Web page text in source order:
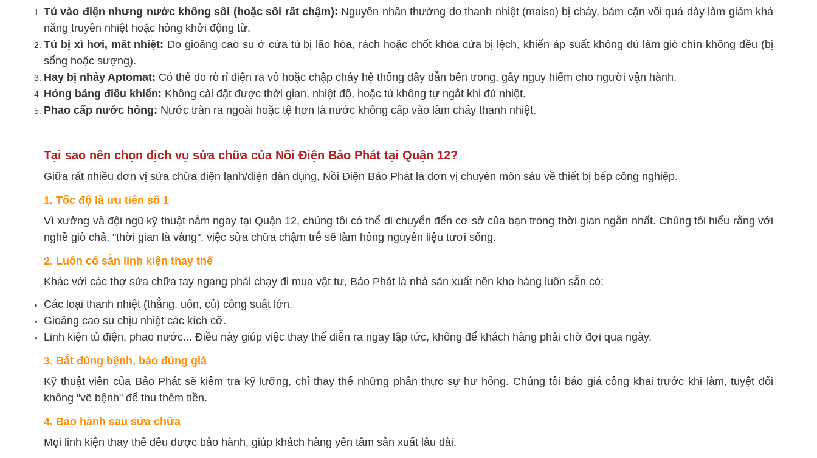
Tủ vào điện nhưng nước không sôi (hoặc sôi rất chậm): Nguyên nhân thường do thanh nhiệt (maiso) bị cháy, bám cặn vôi quá dày làm giảm khả
năng truyền nhiệt hoặc hỏng khởi động từ.
Tủ bị xì hơi, mất nhiệt: Do gioăng cao su ở cửa tủ bị lão hóa, rách hoặc chốt khóa cửa bị lệch, khiến áp suất không đủ làm giò chín không đều (bị
sống hoặc sượng).
Hay bị nhảy Aptomat: Có thể do rò rỉ điện ra vỏ hoặc chập cháy hệ thống dây dẫn bên trong, gây nguy hiểm cho người vận hành.
Hỏng bảng điều khiển: Không cài đặt được thời gian, nhiệt độ, hoặc tủ không tự ngắt khi đủ nhiệt.
Phao cấp nước hỏng: Nước tràn ra ngoài hoặc tệ hơn là nước không cấp vào làm cháy thanh nhiệt.
Tại sao nên chọn dịch vụ sửa chữa của Nồi Điện Bảo Phát tại Quận 12?
Giữa rất nhiều đơn vị sửa chữa điện lạnh/điện dân dụng, Nồi Điện Bảo Phát là đơn vị chuyên môn sâu về thiết bị bếp công nghiệp.
1. Tốc độ là ưu tiên số 1
Vì xưởng và đội ngũ kỹ thuật nằm ngay tại Quận 12, chúng tôi có thể di chuyển đến cơ sở của bạn trong thời gian ngắn nhất. Chúng tôi hiểu rằng với
nghề giò chả, "thời gian là vàng", việc sửa chữa chậm trễ sẽ làm hỏng nguyên liệu tươi sống.
2. Luôn có sẵn linh kiện thay thế
Khác với các thợ sửa chữa tay ngang phải chạy đi mua vật tư, Bảo Phát là nhà sản xuất nên kho hàng luôn sẵn có:
Các loại thanh nhiệt (thẳng, uốn, củ) công suất lớn.
Gioăng cao su chịu nhiệt các kích cỡ.
Linh kiện tủ điện, phao nước... Điều này giúp việc thay thế diễn ra ngay lập tức, không để khách hàng phải chờ đợi qua ngày.
3. Bắt đúng bệnh, báo đúng giá
Kỹ thuật viên của Bảo Phát sẽ kiểm tra kỹ lưỡng, chỉ thay thế những phần thực sự hư hỏng. Chúng tôi báo giá công khai trước khi làm, tuyệt đối
không "vẽ bệnh" để thu thêm tiền.
4. Bảo hành sau sửa chữa
Mọi linh kiện thay thế đều được bảo hành, giúp khách hàng yên tâm sản xuất lâu dài.